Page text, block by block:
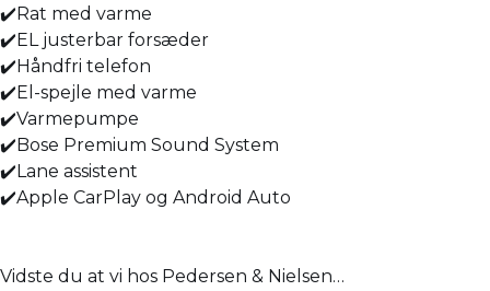
✔️Rat med varme
✔️EL justerbar forsæder
✔️Håndfri telefon
✔️El-spejle med varme
✔️Varmepumpe
✔️Bose Premium Sound System
✔️Lane assistent
✔️Apple CarPlay og Android Auto
Vidste du at vi hos Pedersen & Nielsen…